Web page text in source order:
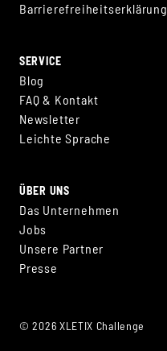
Barrierefreiheitserklärung
SERVICE
Blog
FAQ & Kontakt
Newsletter
Leichte Sprache
ÜBER UNS
Das Unternehmen
Jobs
Unsere Partner
Presse
© 2026 XLETIX Challenge